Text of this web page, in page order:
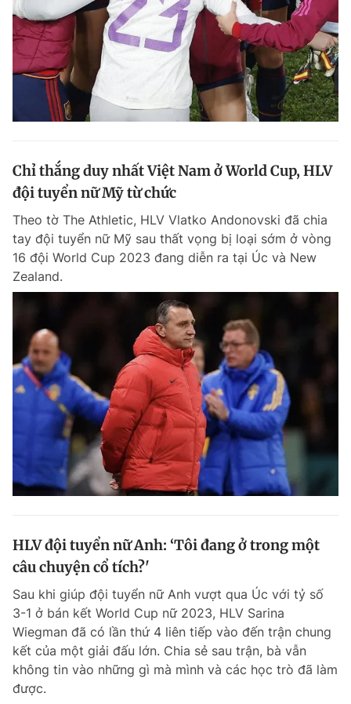
Chỉ thắng duy nhất Việt Nam ở World Cup, HLV
đội tuyển nữ Mỹ từ chức
Theo tờ The Athletic, HLV Vlatko Andonovski đã chia
tay đội tuyển nữ Mỹ sau thất vọng bị loại sớm ở vòng
16 đội World Cup 2023 đang diễn ra tại Úc và New
Zealand.
HLV đội tuyển nữ Anh: ‘Tôi đang ở trong một
câu chuyện cổ tích?'
Sau khi giúp đội tuyển nữ Anh vượt qua Úc với tỷ số
3-1 ở bán kết World Cup nữ 2023, HLV Sarina
Wiegman đã có lần thứ 4 liên tiếp vào đến trận chung
kết của một giải đấu lớn. Chia sẻ sau trận, bà vẫn
không tin vào những gì mà mình và các học trò đã làm
được.